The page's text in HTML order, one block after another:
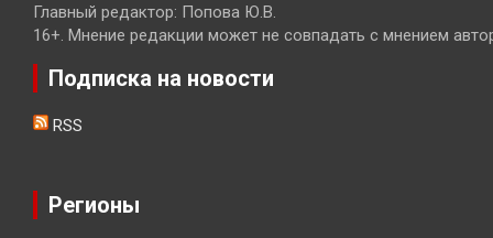
Главный редактор: Попова Ю.В.
16+. Мнение редакции может не совпадать с мнением
Подписка на новости
RSS
Регионы